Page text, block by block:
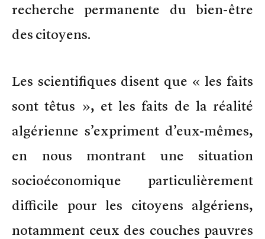
recherche permanente du bien-être
des citoyens.
Les scientifiques disent que « les faits
sont têtus », et les faits de la réalité
algérienne s’expriment d’eux-mêmes,
en nous montrant une situation
socioéconomique particulièrement
difficile pour les citoyens algériens,
notamment ceux des couches pauvres